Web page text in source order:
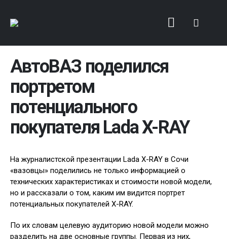
АвтоВАЗ поделился
портретом
потенциального
покупателя Lada X-RAY
На журналистской презентации Lada X-RAY в Сочи
«вазовцы» поделились не только информацией о
технических характеристиках и стоимости новой модели,
но и рассказали о том, каким им видится портрет
потенциальных покупателей X-RAY.
По их словам целевую аудиторию новой модели можно
разделить на две основные группы. Первая из них,